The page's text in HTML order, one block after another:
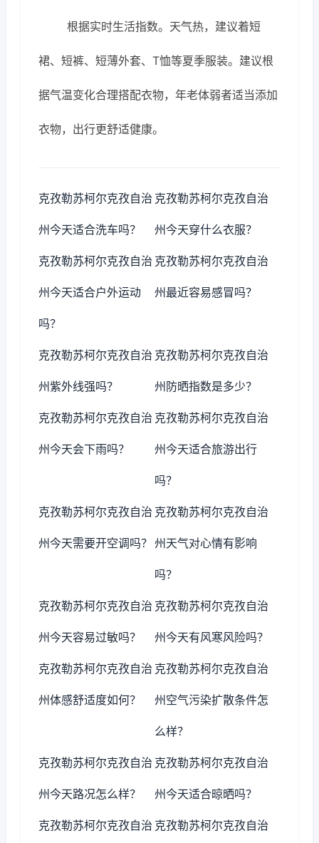
根据实时生活指数。天气热，建议着短
裙、短裤、短薄外套、T恤等夏季服装。建议根
据气温变化合理搭配衣物，年老体弱者适当添加
衣物，出行更舒适健康。
克孜勒苏柯尔克孜自治
州今天适合洗车吗？
克孜勒苏柯尔克孜自治
州今天穿什么衣服？
克孜勒苏柯尔克孜自治
州今天适合户外运动
吗？
克孜勒苏柯尔克孜自治
州最近容易感冒吗？
克孜勒苏柯尔克孜自治
州紫外线强吗？
克孜勒苏柯尔克孜自治
州防晒指数是多少？
克孜勒苏柯尔克孜自治
州今天会下雨吗？
克孜勒苏柯尔克孜自治
州今天适合旅游出行
吗？
克孜勒苏柯尔克孜自治
州今天需要开空调吗？
克孜勒苏柯尔克孜自治
州天气对心情有影响
吗？
克孜勒苏柯尔克孜自治
州今天容易过敏吗？
克孜勒苏柯尔克孜自治
州今天有风寒风险吗？
克孜勒苏柯尔克孜自治
州体感舒适度如何？
克孜勒苏柯尔克孜自治
州空气污染扩散条件怎
么样？
克孜勒苏柯尔克孜自治
州今天路况怎么样？
克孜勒苏柯尔克孜自治
州今天适合晾晒吗？
克孜勒苏柯尔克孜自治 克孜勒苏柯尔克孜自治